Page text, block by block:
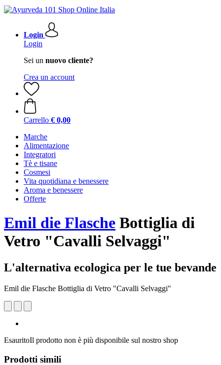
Login
Login
Sei un nuovo cliente?
Crea un account
Carrello € 0,00
Marche
Alimentazione
Integratori
Tè e tisane
Cosmesi
Vita quotidiana e benessere
Aroma e benessere
Offerte
Emil die Flasche Bottiglia di
Vetro "Cavalli Selvaggi"
L'alternativa ecologica per le tue bevande
Emil die Flasche Bottiglia di Vetro "Cavalli Selvaggi"
EsauritoIl prodotto non è più disponibile sul nostro shop
Prodotti simili